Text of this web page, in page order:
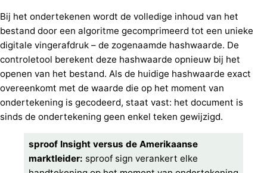
Bij het ondertekenen wordt de volledige inhoud van het
bestand door een algoritme gecomprimeerd tot een unieke
digitale vingerafdruk – de zogenaamde hashwaarde. De
controletool berekent deze hashwaarde opnieuw bij het
openen van het bestand. Als de huidige hashwaarde exact
overeenkomt met de waarde die op het moment van
ondertekening is gecodeerd, staat vast: het document is
sinds de ondertekening geen enkel teken gewijzigd.
sproof Insight versus de Amerikaanse
marktleider: sproof sign verankert elke